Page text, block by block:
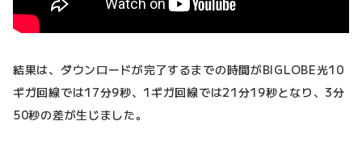
結果は、ダウンロードが完了するまでの時間がBIGLOBE光10
ギガ回線では17分9秒、1ギガ回線では21分19秒となり、3分
50秒の差が生じました。